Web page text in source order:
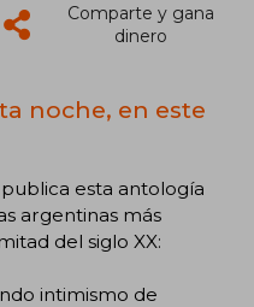
Comparte y gana
dinero
noche, en este
esta antología
argentinas más
del siglo XX:
intimismo de